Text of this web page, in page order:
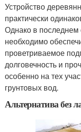
Устройство
практически
Однако в последнем
необходимо
проветриваемое
долговечность и
особенно на тех
грунтовых вод.
Альтернатива без